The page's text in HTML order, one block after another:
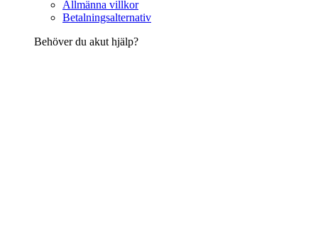
Allmänna villkor
Betalningsalternativ
Behöver du akut hjälp?